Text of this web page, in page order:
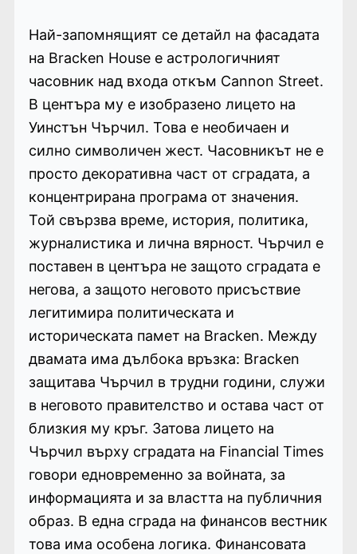
Най-запомнящият се детайл на фасадата
на Bracken House е астрологичният
часовник над входа откъм Cannon Street.
В центъра му е изобразено лицето на
Уинстън Чърчил. Това е необичаен и
силно символичен жест. Часовникът не е
просто декоративна част от сградата, а
концентрирана програма от значения.
Той свързва време, история, политика,
журналистика и лична вярност. Чърчил е
поставен в центъра не защото сградата е
негова, а защото неговото присъствие
легитимира политическата и
историческата памет на Bracken. Между
двамата има дълбока връзка: Bracken
защитава Чърчил в трудни години, служи
в неговото правителство и остава част от
близкия му кръг. Затова лицето на
Чърчил върху сградата на Financial Times
говори едновременно за войната, за
информацията и за властта на публичния
образ. В една сграда на финансов вестник
това има особена логика. Финансовата